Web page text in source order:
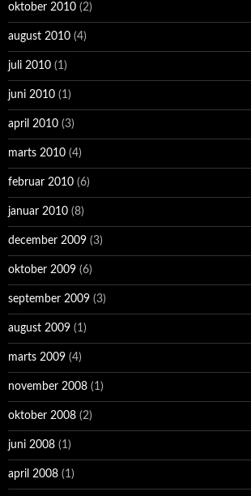
oktober 2010 (2)
august 2010 (4)
juli 2010 (1)
juni 2010 (1)
april 2010 (3)
marts 2010 (4)
februar 2010 (6)
januar 2010 (8)
december 2009 (3)
oktober 2009 (6)
september 2009 (3)
august 2009 (1)
marts 2009 (4)
november 2008 (1)
oktober 2008 (2)
juni 2008 (1)
april 2008 (1)